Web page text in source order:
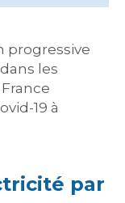
progressive
les
19 à
par